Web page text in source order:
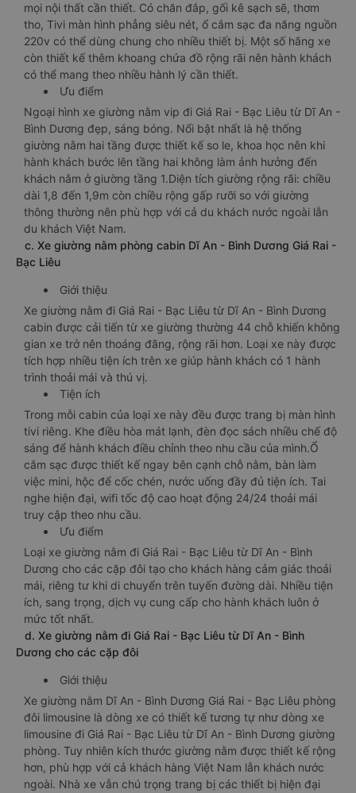
mọi nội thất cần thiết. Có chăn đắp, gối kê sạch sẽ, thơm
tho, Tivi màn hình phẳng siêu nét, ổ cắm sạc đa năng nguồn
220v có thể dùng chung cho nhiều thiết bị. Một số hãng xe
còn thiết kế thêm khoang chứa đồ rộng rãi nên hành khách
có thể mang theo nhiều hành lý cần thiết.
Ưu điểm
Ngoại hình xe giường nằm vip đi Giá Rai - Bạc Liêu từ Dĩ An -
Bình Dương đẹp, sáng bóng. Nổi bật nhất là hệ thống
giường nằm hai tầng được thiết kế so le, khoa học nên khi
hành khách bước lên tầng hai không làm ảnh hưởng đến
khách nằm ở giường tầng 1.Diện tích giường rộng rãi: chiều
dài 1,8 đến 1,9m còn chiều rộng gấp rưỡi so với giường
thông thường nên phù hợp với cả du khách nước ngoài lẫn
du khách Việt Nam.
c. Xe giường nằm phòng cabin Dĩ An - Bình Dương Giá Rai -
Bạc Liêu
Giới thiệu
Xe giường nằm đi Giá Rai - Bạc Liêu từ Dĩ An - Bình Dương
cabin được cải tiến từ xe giường thường 44 chỗ khiến không
gian xe trở nên thoáng đãng, rộng rãi hơn. Loại xe này được
tích hợp nhiều tiện ích trên xe giúp hành khách có 1 hành
trình thoải mái và thú vị.
Tiện ích
Trong mỗi cabin của loại xe này đều được trang bị màn hình
tivi riêng. Khe điều hòa mát lạnh, đèn đọc sách nhiều chế độ
sáng để hành khách điều chỉnh theo nhu cầu của mình.Ổ
cắm sạc được thiết kế ngay bên cạnh chỗ nằm, bàn làm
việc mini, hộc để cốc chén, nước uống đầy đủ tiện ích. Tai
nghe hiện đại, wifi tốc độ cao hoạt động 24/24 thoải mái
truy cập theo nhu cầu.
Ưu điểm
Loại xe giường nằm đi Giá Rai - Bạc Liêu từ Dĩ An - Bình
Dương cho các cặp đôi tạo cho khách hàng cảm giác thoải
mái, riêng tư khi di chuyển trên tuyến đường dài. Nhiều tiện
ích, sang trọng, dịch vụ cung cấp cho hành khách luôn ở
mức tốt nhất.
d. Xe giường nằm đi Giá Rai - Bạc Liêu từ Dĩ An - Bình
Dương cho các cặp đôi
Giới thiệu
Xe giường nằm Dĩ An - Bình Dương Giá Rai - Bạc Liêu phòng
đôi limousine là dòng xe có thiết kế tương tự như dòng xe
limousine đi Giá Rai - Bạc Liêu từ Dĩ An - Bình Dương giường
phòng. Tuy nhiên kích thước giường nằm được thiết kế rộng
hơn, phù hợp với cả khách hàng Việt Nam lẫn khách nước
ngoài. Nhà xe vẫn chú trọng trang bị các thiết bị hiện đại